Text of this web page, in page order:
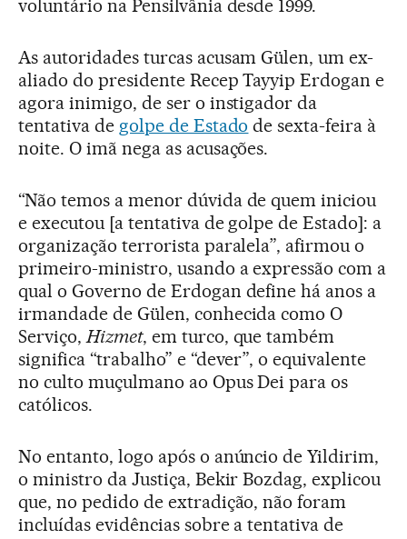
voluntário na Pensilvânia desde 1999.
As autoridades turcas acusam Gülen, um ex-
aliado do presidente Recep Tayyip Erdogan e
agora inimigo, de ser o instigador da
tentativa de golpe de Estado de sexta-feira à
noite. O imã nega as acusações.
“Não temos a menor dúvida de quem iniciou
e executou [a tentativa de golpe de Estado]: a
organização terrorista paralela”, afirmou o
primeiro-ministro, usando a expressão com a
qual o Governo de Erdogan define há anos a
irmandade de Gülen, conhecida como O
Serviço,Hizmet, em turco, que também
significa “trabalho” e “dever”, o equivalente
no culto muçulmano ao Opus Dei para os
católicos.
No entanto, logo após o anúncio de Yildirim,
o ministro da Justiça, Bekir Bozdag, explicou
que, no pedido de extradição, não foram
incluídas evidências sobre a tentativa de